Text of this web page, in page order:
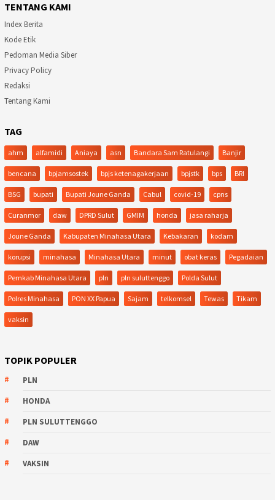
TENTANG KAMI
Index Berita
Kode Etik
Pedoman Media Siber
Privacy Policy
Redaksi
Tentang Kami
TAG
ahm alfamidi Aniaya asn Bandara Sam Ratulangi Banjir
bencana bpjamsostek bpjs ketenagakerjaan bpjstk bps BRI
BSG bupati Bupati Joune Ganda Cabul covid-19 cpns
Curanmor daw DPRD Sulut GMIM honda jasa raharja
Joune Ganda Kabupaten Minahasa Utara Kebakaran kodam
korupsi minahasa Minahasa Utara minut obat keras Pegadaian
Pemkab Minahasa Utara pln pln suluttenggo Polda Sulut
Polres Minahasa PON XX Papua Sajam telkomsel Tewas Tikam
vaksin
TOPIK POPULER
PLN
HONDA
PLN SULUTTENGGO
DAW
VAKSIN